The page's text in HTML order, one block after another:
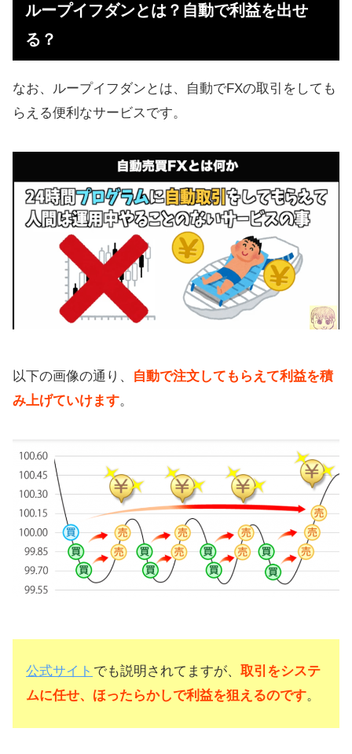
最新の運用実績（結果報告です）
含み損を抱えてる間はどうする？
ループイフダンの使い方（利益の出
ループイフダンで失敗（損）しない
ために
利益ランキング機能もある
ループイフダンの手数料は自動売買
の中で最安
ループイフダンの評判、口コミ「利
便利
ループイフダンとは？自動で利益を出せ
る？
なお、ループイフダンとは、自動でFXの取引をしても
らえる便利なサービスです。
以下の画像の通り、
自動で注文してもらえて利益を積
み上げていけます。
公式サイト でも説明されてますが、 取引をシステ
ムに任せ、ほったらかしで利益を狙えるのです。